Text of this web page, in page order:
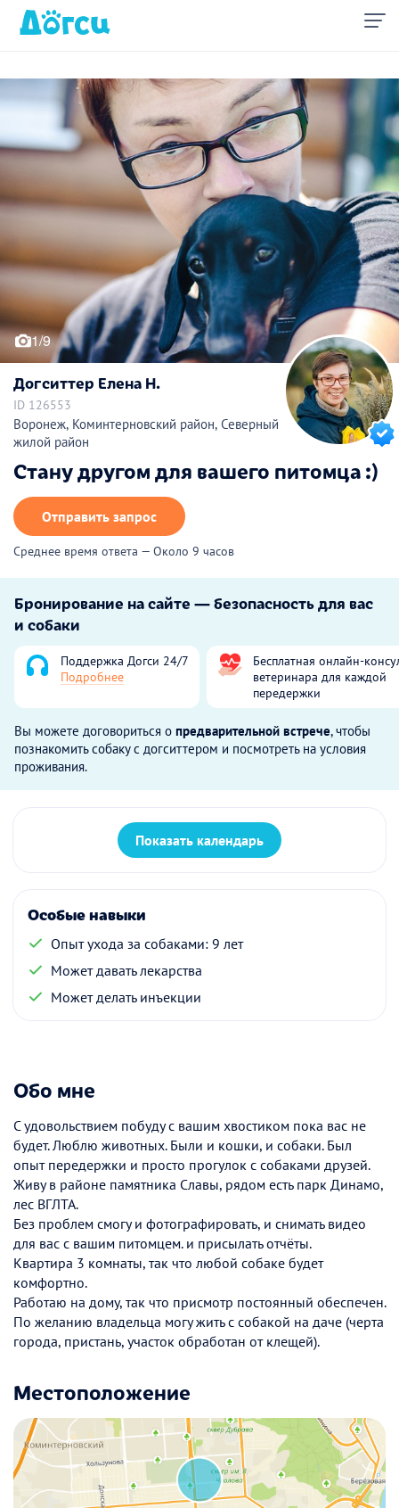
1/9
Догситтер Елена Н.
ID 126553
Воронеж, Коминтерновский район, Северный
жилой район
Стану другом для вашего питомца :)
Отправить запрос
Среднее время ответа — Около 9 часов
Бронирование на сайте — безопасность для вас
и собаки
Поддержка Догси 24/7
Подробнее
Бесплатная онлайн-
ветеринара для каждой
передержки
Вы можете договориться о предварительной встрече, чтобы
познакомить собаку с догситтером и посмотреть на условия
проживания.
Показать календарь
Особые навыки
Опыт ухода за собаками: 9 лет
Может давать лекарства
Может делать инъекции
Обо мне
С удовольствием побуду с вашим хвостиком пока вас не
будет. Люблю животных. Были и кошки, и собаки. Был
опыт передержки и просто прогулок с собаками друзей.
Живу в районе памятника Славы, рядом есть парк Динамо,
лес ВГЛТА.
Без проблем смогу и фотографировать, и снимать видео
для вас с вашим питомцем. и присылать отчёты.
Квартира 3 комнаты, так что любой собаке будет
комфортно.
Работаю на дому, так что присмотр постоянный обеспечен.
По желанию владельца могу жить с собакой на даче (черта
города, пристань, участок обработан от клещей).
Местоположение